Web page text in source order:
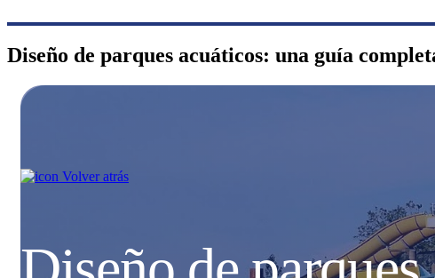
Diseño de parques acuáticos: una guía
Volver atrás